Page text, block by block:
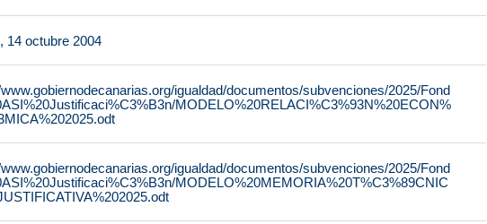
14 octubre 2004
igualdad/documentos/subvenciones/2025/Fond
MODELO%20RELACI%C3%93N%20ECON%
igualdad/documentos/subvenciones/2025/Fond
MODELO%20MEMORIA%20T%C3%89CNIC